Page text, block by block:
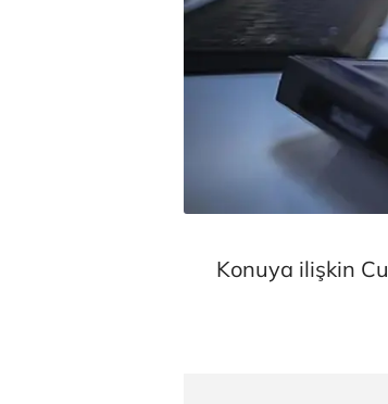
Konuya ilişkin